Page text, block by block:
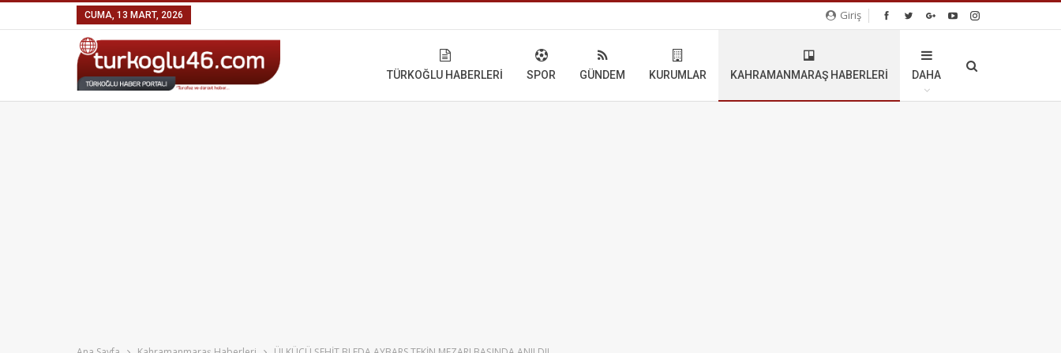
Giriş
CUMA, 13 MART, 2026
TÜRKOĞLU HABERLERI SPOR GÜNDEM KURUMLAR KAHRAMANMARAŞ HABERLERI DAHA